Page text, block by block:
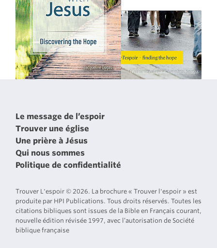
Le message de l’espoir
Trouver une église
Une prière à Jésus
Qui nous sommes
Politique de confidentialité
Trouver L'espoir © 2026. La brochure « Trouver l'espoir » est
produite par HPI Publications. Tous droits réservés. Toutes les
citations bibliques sont issues de la Bible en Français courant,
nouvelle édition révisée 1997, avec l’autorisation de Société
biblique française